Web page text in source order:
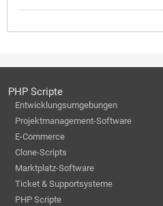
PHP Scripte
Entwicklungsumgebungen
Projektmanagement-Software
E-Commerce
Clone-Scripts
Marktplatz-Software
Ticket & Supportsysteme
PHP Scripte